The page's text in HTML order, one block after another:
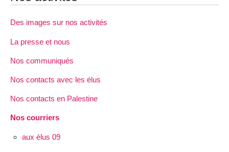
Des images sur nos activités
La presse et nous
Nos communiqués
Nos contacts avec les élus
Nos contacts en Palestine
Nos courriers
aux élus 09